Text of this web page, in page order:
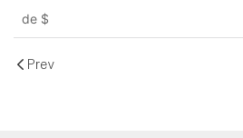
faite main de grande taille pour le
salon
de $
Prev